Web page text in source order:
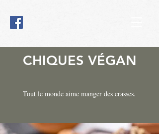
CHIQUES VÉGAN
Tout le monde aime manger des crasses.